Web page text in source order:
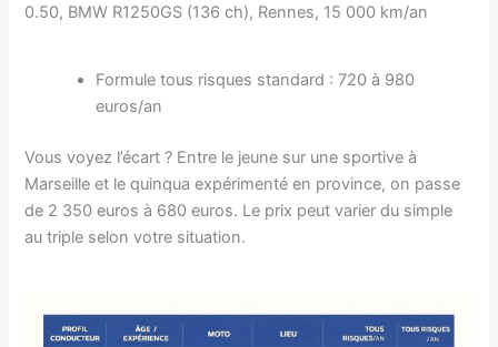
0.50, BMW R1250GS (136 ch), Rennes, 15 000 km/an
Formule tous risques standard : 720 à 980
euros/an
Vous voyez l’écart ? Entre le jeune sur une sportive à
Marseille et le quinqua expérimenté en province, on passe
de 2 350 euros à 680 euros. Le prix peut varier du simple
au triple selon votre situation.